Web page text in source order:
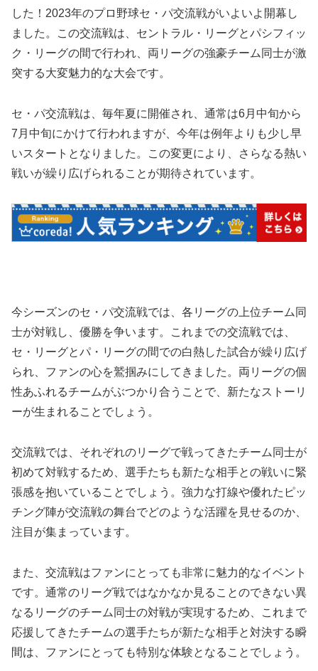
した！2023年のプロ野球セ・パ交流戦がいよいよ開幕し
ました。この交流戦は、セントラル・リーグとパシフィッ
ク・リーグの間で行われ、両リーグの強豪チーム同士が激
突する大変魅力的な大会です。
セ・パ交流戦は、毎年夏に開催され、通常は6月中旬から
7月中旬にかけて行われますが、今年は例年よりも少し早
いスタートとなりました。この変更により、さらなる熱い
戦いが繰り広げられることが期待されています。
今シーズンのセ・パ交流戦では、各リーグの上位チーム同
士が対戦し、優勝を争います。これまでの交流戦では、
セ・リーグとパ・リーグの間での白熱した試合が繰り広げ
られ、ファンの心を鷲掴みにしてきました。両リーグの個
性あふれるチームがぶつかり合うことで、新たなストーリ
ーが生まれることでしょう。
交流戦では、それぞれのリーグで戦ってきたチーム同士が
初めて対戦するため、選手たちも新たな相手との戦いに緊
張感を抱いていることでしょう。強力な打線や優れたピッ
チング陣が交流戦の舞台でどのような活躍を見せるのか、
注目が集まっています。
また、交流戦はファンにとっても非常に魅力的なイベント
です。通常のリーグ戦ではなかなか見ることのできない異
なるリーグのチーム同士の対戦が実現するため、これまで
応援してきたチームの選手たちが新たな相手と対決する瞬
間は、ファンにとっても特別な体験となることでしょう。